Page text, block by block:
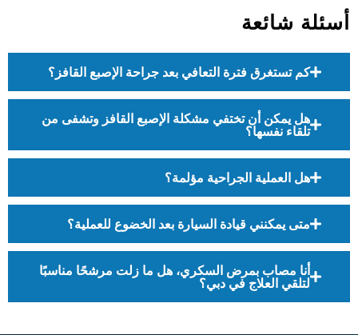
أسئلة شائعة
كم تستغرق فترة التعافي بعد جراحة الإصبع القافز؟
هل يمكن أن تختفي مشكلة الإصبع القافز وتشفى من
تلقاء نفسها؟
هل العملية الجراحية مؤلمة؟
متى يمكنني قيادة السيارة بعد الخضوع للعملية؟
أنا مصاب بمرض السكري، هل ما زلت مرشحًا مناسبًا
لتلقي العلاج في دبي؟